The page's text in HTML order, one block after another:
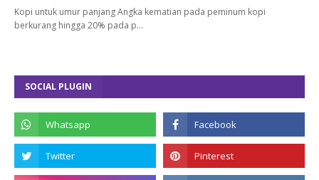
Kopi untuk umur panjang Angka kematian pada peminum kopi
berkurang hingga 20% pada p…
SOCIAL PLUGIN